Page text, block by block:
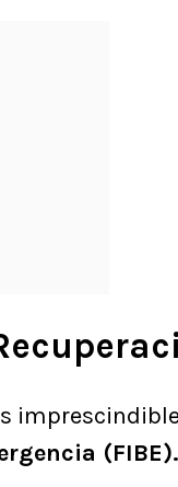
(FIBE).